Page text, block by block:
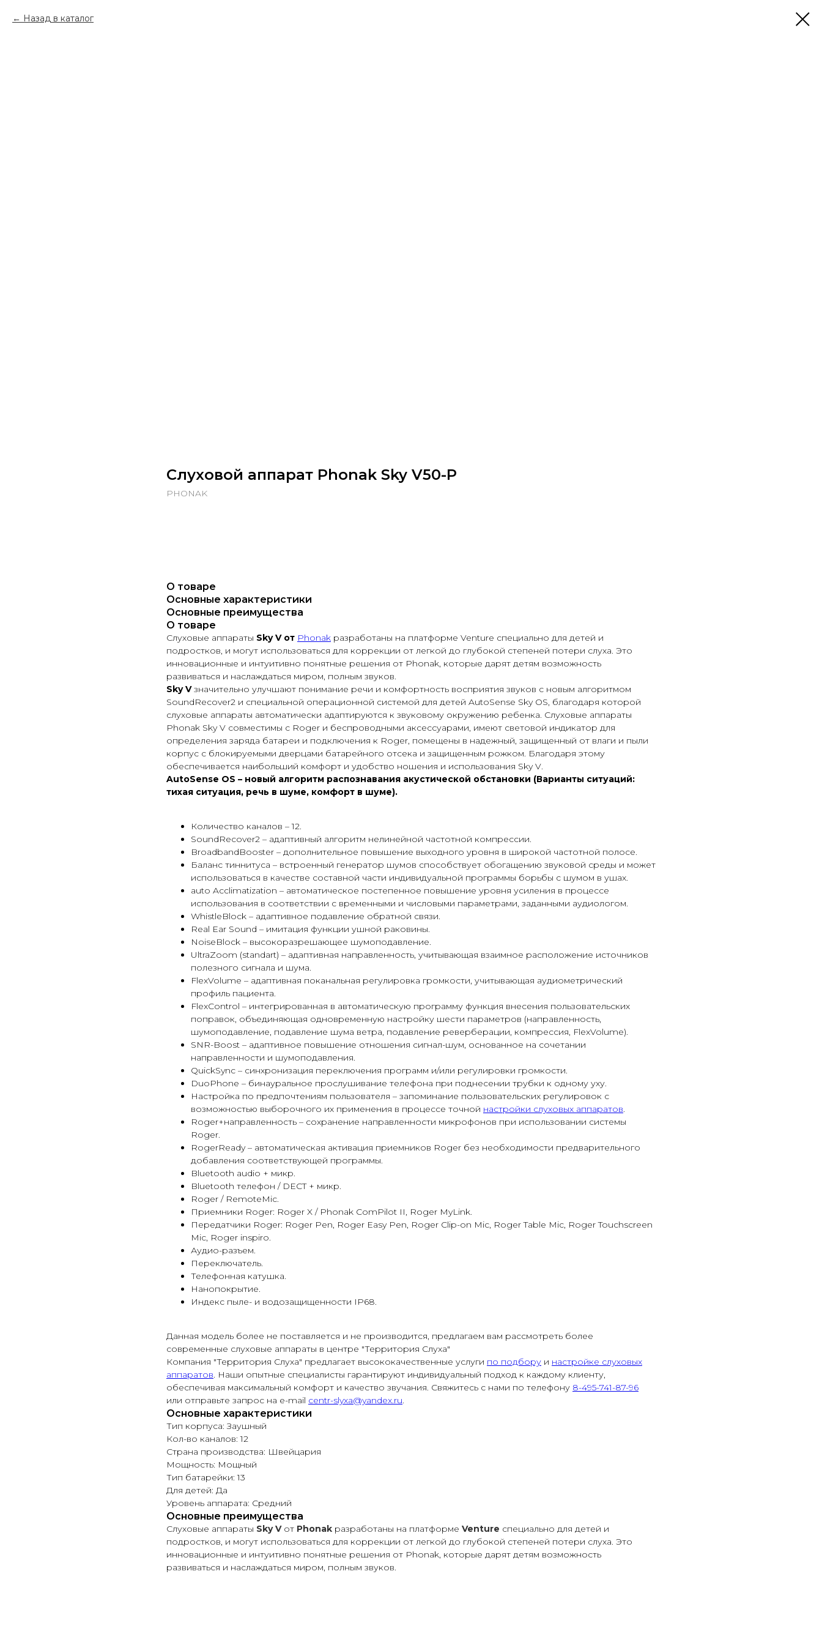
Назад в каталог
Слуховой аппарат Phonak Sky V50-P
PHONAK
О товаре
Основные характеристики
Основные преимущества
О товаре
Слуховые аппараты Sky V от Phonak разработаны на платформе Venture специально для детей и
подростков, и могут использоваться для коррекции от легкой до глубокой степеней потери слуха. Это
инновационные и интуитивно понятные решения от Phonak, которые дарят детям возможность
развиваться и наслаждаться миром, полным звуков.
Sky Vзначительно улучшают понимание речи и комфортность восприятия звуков с новым алгоритмом
SoundRecover2 и специальной операционной системой для детей AutoSense Sky OS, благодаря которой
слуховые аппараты автоматически адаптируются к звуковому окружению ребенка. Слуховые аппараты
Phonak Sky V совместимы с Roger и беспроводными аксессуарами, имеют световой индикатор для
определения заряда батареи и подключения к Roger, помещены в надежный, защищенный от влаги и пыли
корпус с блокируемыми дверцами батарейного отсека и защищенным рожком. Благодаря этому
обеспечивается наибольший комфорт и удобство ношения и использования Sky V.
AutoSense OS – новый алгоритм распознавания акустической обстановки (Варианты ситуаций:
тихая ситуация, речь в шуме, комфорт в шуме).
Количество каналов – 12.
SoundRecover2 – адаптивный алгоритм нелинейной частотной компрессии.
BroadbandBooster – дополнительное повышение выходного уровня в широкой частотной полосе.
Баланс тиннитуса – встроенный генератор шумов способствует обогащению звуковой среды и может
использоваться в качестве составной части индивидуальной программы борьбы с шумом в ушах.
auto Acclimatization – автоматическое постепенное повышение уровня усиления в процессе
использования в соответствии с временными и числовыми параметрами, заданными аудиологом.
WhistleBlock – адаптивное подавление обратной связи.
Real Ear Sound – имитация функции ушной раковины.
NoiseBlock – высокоразрешающее шумоподавление.
UltraZoom (standart) – адаптивная направленность, учитывающая взаимное расположение источников
полезного сигнала и шума.
FlexVolume – адаптивная поканальная регулировка громкости, учитывающая аудиометрический
профиль пациента.
FlexControl – интегрированная в автоматическую программу функция внесения пользовательских
поправок, объединяющая одновременную настройку шести параметров (направленность,
шумоподавление, подавление шума ветра, подавление реверберации, компрессия, FlexVolume).
SNR-Boost – адаптивное повышение отношения сигнал-шум, основанное на сочетании
направленности и шумоподавления.
QuickSync – синхронизация переключения программ и/или регулировки громкости.
DuoPhone – бинауральное прослушивание телефона при поднесении трубки к одному уху.
Настройка по предпочтениям пользователя – запоминание пользовательских регулировок с
возможностью выборочного их применения в процессе точной настройки слуховых аппаратов.
Roger+направленность – сохранение направленности микрофонов при использовании системы
Roger.
RogerReady – автоматическая активация приемников Roger без необходимости предварительного
добавления соответствующей программы.
Bluetooth audio + микр.
Bluetooth телефон / DECT + микр.
Roger / RemoteMic.
Приемники Roger: Roger X / Phonak ComPilot II, Roger MyLink.
Передатчики Roger: Roger Pen, Roger Easy Pen, Roger Clip-on Mic, Roger Table Mic, Roger Touchscreen
Mic, Roger inspiro.
Аудио-разъем.
Переключатель.
Телефонная катушка.
Нанопокрытие.
Индекс пыле- и водозащищенности IP68.
Данная модель более не поставляется и не производится, предлагаем вам рассмотреть более
современные слуховые аппараты в центре "Территория Слуха"
Компания "Территория Слуха" предлагает высококачественные услуги по подбору и настройке слуховых
аппаратов. Наши опытные специалисты гарантируют индивидуальный подход к каждому клиенту,
обеспечивая максимальный комфорт и качество звучания. Свяжитесь с нами по телефону 8-495-741-87-96
или отправьте запрос на e-mail centr-slyxa@yandex.ru.
Основные характеристики
Тип корпуса: Заушный
Кол-во каналов: 12
Страна производства: Швейцария
Мощность: Мощный
Тип батарейки: 13
Для детей: Да
Уровень аппарата: Средний
Основные преимущества
Слуховые аппараты Sky Vот Phonak разработаны на платформе Venture специально для детей и
подростков, и могут использоваться для коррекции от легкой до глубокой степеней потери слуха. Это
инновационные и интуитивно понятные решения от Phonak, которые дарят детям возможность
развиваться и наслаждаться миром, полным звуков.